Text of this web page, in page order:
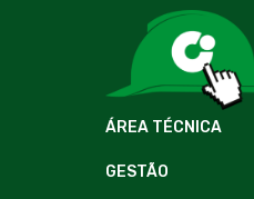
ÁREA TÉCNICA
GESTÃO